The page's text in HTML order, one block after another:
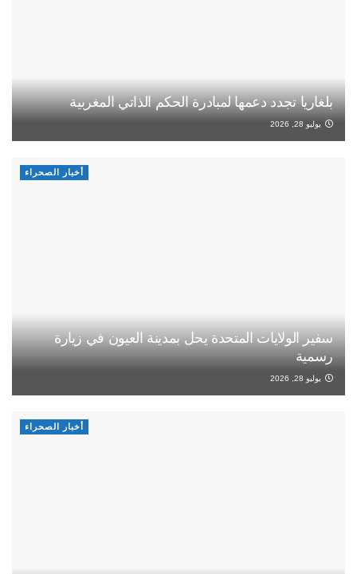
بلغاريا تجدد دعمها لمبادرة الحكم الذاتي المغربية
يوليو 28, 2026
أخبار الصحراء
سفير الولايات المتحدة يحل بمدينة العيون في زيارة
رسمية
يوليو 28, 2026
أخبار الصحراء